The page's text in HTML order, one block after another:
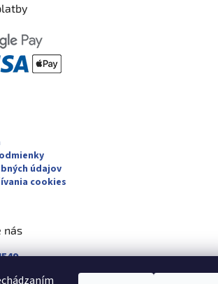
údajov
cookies
nás